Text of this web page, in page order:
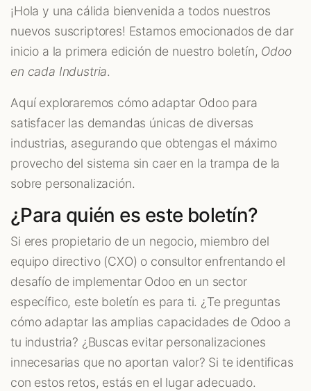
¡Hola y una cálida bienvenida a todos nuestros
nuevos suscriptores! Estamos emocionados de dar
inicio a la primera edición de nuestro boletín, Odoo
en cada Industria.
Aquí exploraremos cómo adaptar Odoo para
satisfacer las demandas únicas de diversas
industrias, asegurando que obtengas el máximo
provecho del sistema sin caer en la trampa de la
sobre personalización.
¿Para quién es este boletín?
Si eres propietario de un negocio, miembro del
equipo directivo (CXO) o consultor enfrentando el
desafío de implementar Odoo en un sector
específico, este boletín es para ti. ¿Te preguntas
cómo adaptar las amplias capacidades de Odoo a
tu industria? ¿Buscas evitar personalizaciones
innecesarias que no aportan valor? Si te identificas
con estos retos, estás en el lugar adecuado.